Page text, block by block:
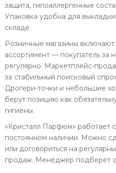
защита, гипоаллергенные
Упаковка удобна для
складе.
Розничные магазины
ассортимент — покупатель за
регулярно. Маркетплейс-
за стабильный поисковый
Дрогери-точки и небольшие
берут позицию как
гигиены.
«Кристалл Парфюм» работает
постоянном наличии. Можно
или договориться на
продаж. Менеджер подберёт